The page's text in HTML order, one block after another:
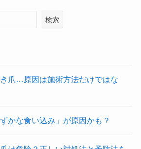
検索
爪…原因は施術方法だけではな
かな食い込み」が原因かも？